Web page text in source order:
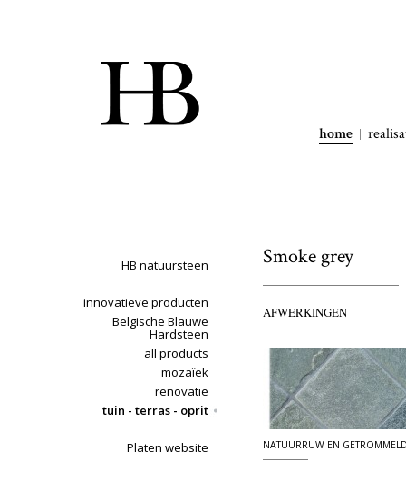
home
HB natuursteen
innovatieve producten
Belgische Blauwe
Hardsteen
all products
mozaïek
renovatie
tuin - terras - oprit
Platen website
Smoke grey
AFWERKINGEN
NATUURRUW EN